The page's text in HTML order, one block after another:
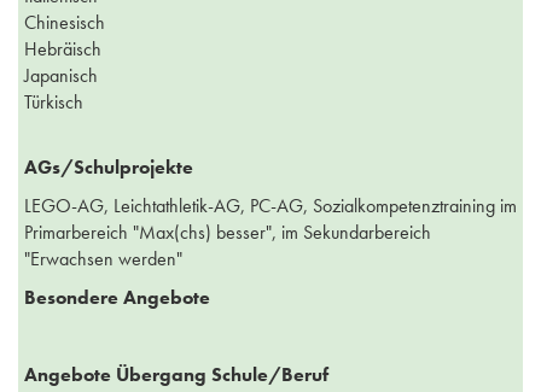
Chinesisch
Hebräisch
Japanisch
Türkisch
AGs/Schulprojekte
LEGO-AG, Leichtathletik-AG, PC-AG, Sozialkompetenztraining im
Primarbereich "Max(chs) besser", im Sekundarbereich
"Erwachsen werden"
Besondere Angebote
Angebote Übergang Schule/Beruf